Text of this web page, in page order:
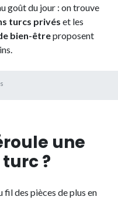
goût du jour : on trouve
turcs privés et les
bien-êtreproposent
une
?
fil des pièces de plus en